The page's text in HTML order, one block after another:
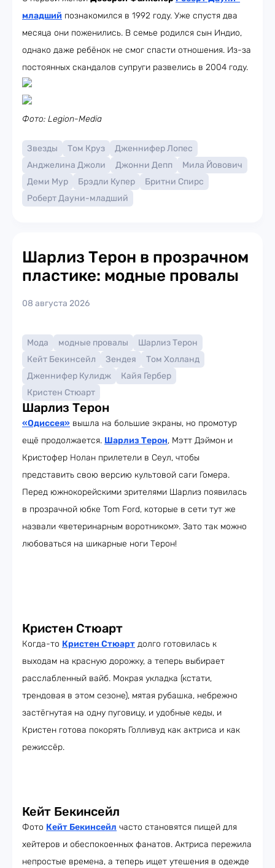
младший познакомился в 1992 году. Уже спустя два
месяца они поженились. В семье родился сын Индио,
однако даже ребёнок не смог спасти отношения. Из-за
постоянных скандалов супруги развелись в 2004 году.
Фото: Legion-Media
Звезды Том Круз
Дженнифер Лопес
Анджелина Джоли
Джонни Депп
Мила Йовович
Деми Мур
Брэдли Купер
Бритни Спирс
Роберт Дауни-младший
Шарлиз Терон в прозрачном
пластике: модные провалы
08 августа 2026
Мода модные провалы
Шарлиз Терон
Кейт Бекинсейл
Зендея
Том Холланд
Дженнифер Кулидж
Кайя Гербер
Кристен Стюарт
Шарлиз Терон
«Одиссея» вышла на большие экраны, но промотур
ещё продолжается. Шарлиз Терон, Мэтт Дэймон и
Кристофер Нолан прилетели в Сеул, чтобы
представить свою версию культовой саги Гомера.
Перед южнокорейскими зрителями Шарлиз появилась
в прозрачной юбке Tom Ford, которые в сети тут же
назвали «ветеринарным воротником». Зато так можно
любоваться на шикарные ноги Терон!
Кристен Стюарт
Когда-то Кристен Стюарт долго готовилась к
выходам на красную дорожку, а теперь выбирает
расслабленный вайб. Мокрая укладка (кстати,
трендовая в этом сезоне), мятая рубашка, небрежно
застёгнутая на одну пуговицу, и удобные кеды, и
Кристен готова покорять Голливуд как актриса и как
режиссёр.
Кейт Бекинсейл
Фото Кейт Бекинсейл часто становятся пищей для
хейтеров и обеспокоенных фанатов. Актриса пережила
непростые времена, а теперь ищет утешения в одежде